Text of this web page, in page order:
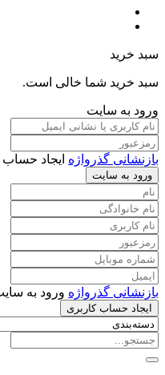
سبد خرید
سبد خرید شما خالی است.
ورود به سایت
بازنشانی گذرواژه ایجاد
ورود به سایت
بازنشانی گذرواژه ورود به
ایجاد حساب کاربری